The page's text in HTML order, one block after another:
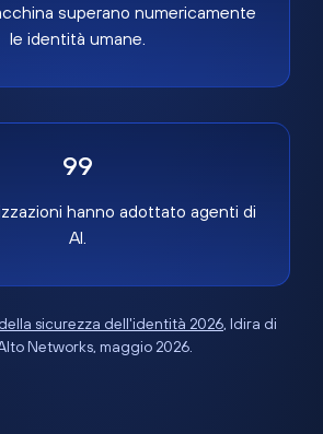
superano numericamente
le identità umane.
99
hanno adottato agenti di
AI.
sicurezza dell'identità 2026, Idira di
Networks, maggio 2026.